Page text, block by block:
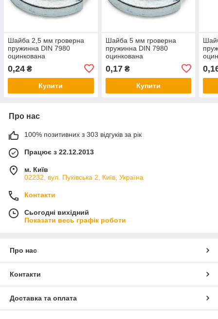
Шайба 2,5 мм гроверна
пружинна DIN 7980
оцинкована
0,24 ₴
Купити
Шайба 5 мм гроверна
пружинна DIN 7980
оцинкована
0,17₴
Купити
Про нас
100% позитивних з 303 відгуків за рік
Працює з 22.12.2013
м. Київ
02232, вул. Пухівська 2, Київ, Україна
Контакти
Сьогодні вихідний
Показати весь графік роботи
Про нас
Контакти
Доставка та оплата